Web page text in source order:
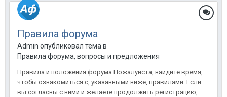
Правила форума
Admin опубликовал тема в
Правила форума, вопросы и предложения
Правила и положения форума Пожалуйста, найдите время,
чтобы ознакомиться с, указанными ниже, правилами. Если
вы согласны с ними и желаете продолжить регистрацию,